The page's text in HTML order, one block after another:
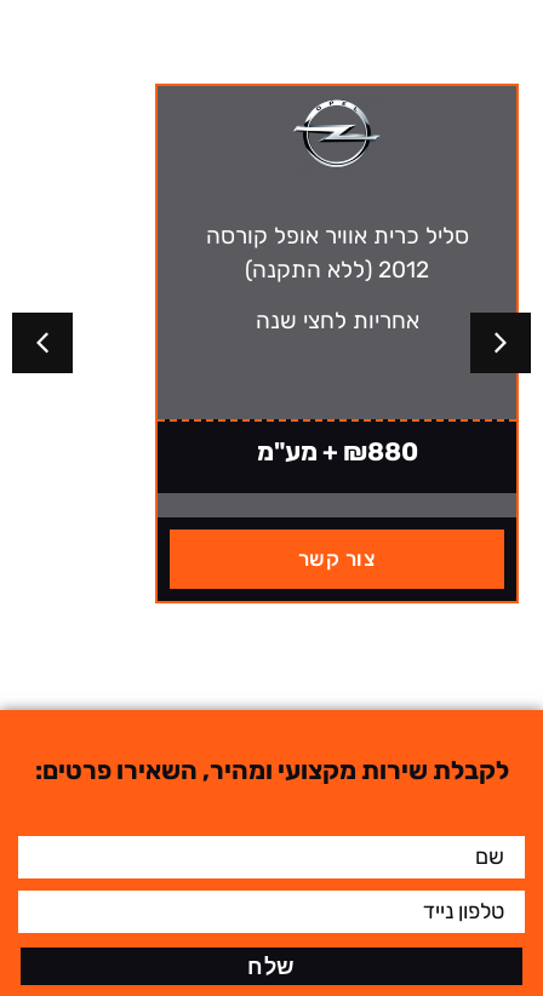
סליל כרית אוויר אופל קורסה
2012 (ללא התקנה)
אחריות לחצי שנה
₪880 + מע"מ
צור קשר
לקבלת שירות מקצועי ומהיר, השאירו פרטים:
שלח